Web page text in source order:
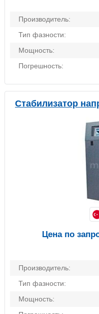
Производитель:
Тип фазности:
Мощность:
Погрешность:
Стабилизатор
Производитель:
Тип фазности:
Мощность:
Цена по